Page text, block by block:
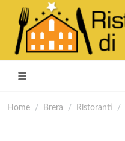
Home Brera Ristoranti